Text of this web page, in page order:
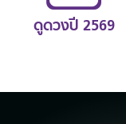
ดูดวงปี 2569